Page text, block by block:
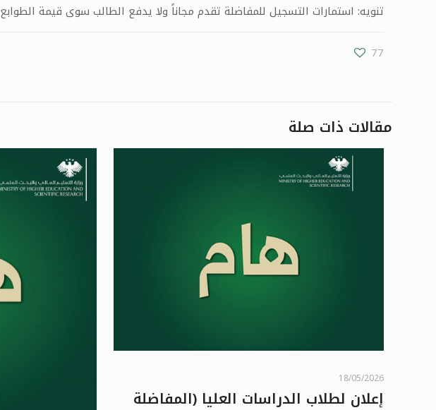
تنويه: استمارات التسجيل للمفاضلة تقدم مجاناً ولا يدفع الطالب سوى قيمة الطوابع
77
مقالات ذات صلة
18/05/2026
إعلان لطلاب الدراسات العليا (المفاضلة